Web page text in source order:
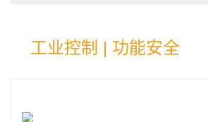
工业控制 | 功能安全